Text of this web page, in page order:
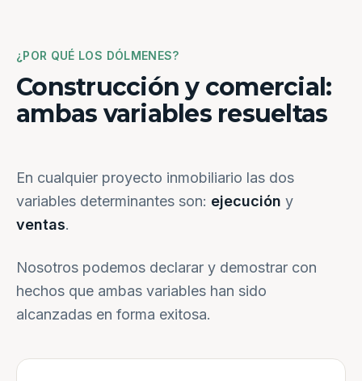
¿POR QUÉ LOS DÓLMENES?
Construcción y comercial:
ambas variables resueltas
En cualquier proyecto inmobiliario las dos
variables determinantes son: ejecución y
ventas.
Nosotros podemos declarar y demostrar con
hechos que ambas variables han sido
alcanzadas en forma exitosa.